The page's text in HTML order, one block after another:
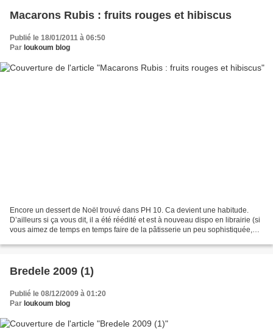
Macarons Rubis : fruits rouges et hibiscus
Publié le 18/01/2011 à 06:50
Par loukoum blog
Encore un dessert de Noël trouvé dans PH 10. Ca devient une habitude.
D’ailleurs si ça vous dit, il a été réédité et est à nouveau dispo en librairie (si
vous aimez de temps en temps faire de la pâtisserie un peu sophistiquée,
Bredele 2009 (1)
Publié le 08/12/2009 à 01:20
Par loukoum blog